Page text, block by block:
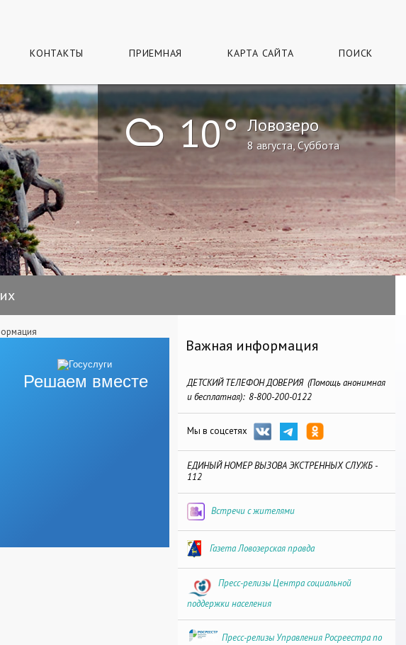
КОНТАКТЫ ПРИЕМНАЯ КАРТА САЙТА ПОИСК
! 10° Ловозеро
8 августа, Суббота
Решаем вместе
Важная информация
ДЕТСКИЙ ТЕЛЕФОН ДОВЕРИЯ (Помощь анонимная
и бесплатная): 8-800-200-0122
Мы в соцсетях
ЕДИНЫЙ НОМЕР ВЫЗОВА ЭКСТРЕННЫХ СЛУЖБ -
112
Встречи с жителями
Газета Ловозерская правда
Пресс-релизы Центра социальной
поддержки населения
Пресс-релизы Управления Росреестра по